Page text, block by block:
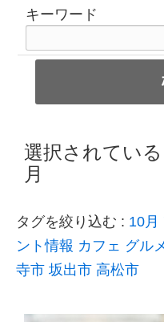
キーワード
選択されてい
月
タグを絞り込む : 10月
ント情報 カフェ グル
寺市 坂出市 高松市